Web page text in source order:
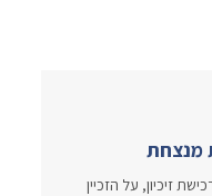
זיכיון, על הזכיין